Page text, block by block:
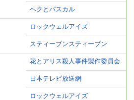
ヘクとパスカル
ロックウェルアイズ
スティーブンスティーブン
花とアリス殺人事件製作委員会
日本テレビ放送網
ロックウェルアイズ